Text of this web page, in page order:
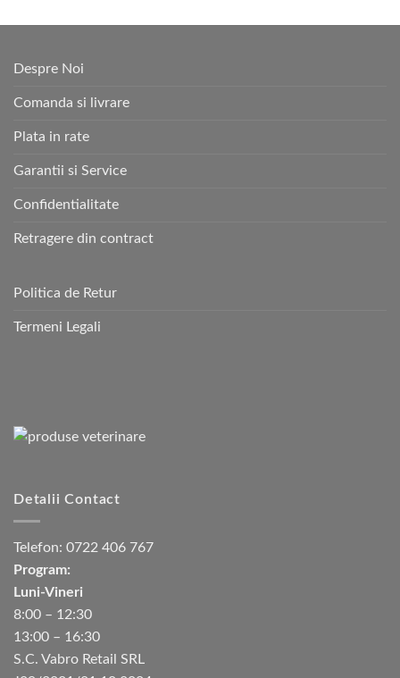
Despre Noi
Comanda si livrare
Plata in rate
Garantii si Service
Confidentialitate
Retragere din contract
Politica de Retur
Termeni Legali
Detalii Contact
Telefon: 0722 406 767
Program:
Luni-Vineri
8:00 – 12:30
13:00 – 16:30
S.C. Vabro Retail SRL